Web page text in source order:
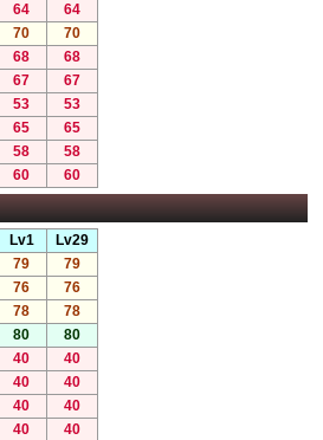
64
64
70
70
68
68
67
67
53
53
65
65
58
58
60 60
Lv1
Lv29
79
79
76
76
78
78
80
80
40
40
40
40
40
40
40 40